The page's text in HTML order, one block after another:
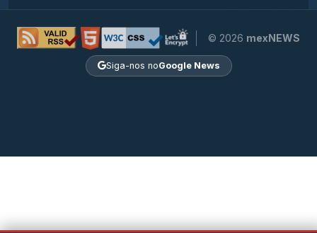
© 2026 mexNEWS
Siga-nos noGoogle News